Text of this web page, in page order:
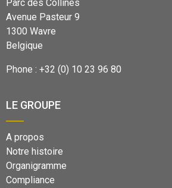
Parc des Collines
Avenue Pasteur 9
1300 Wavre
Belgique
Phone : +32 (0) 10 23 96 80
LE GROUPE
A propos
Notre histoire
Organigramme
Compliance